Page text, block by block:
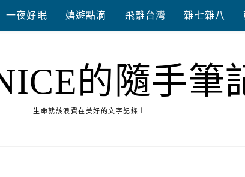
一夜好眠 嬉遊點滴 飛離台灣 雜七雜八
的隨手筆
生命就該浪費在美好的文字記錄上